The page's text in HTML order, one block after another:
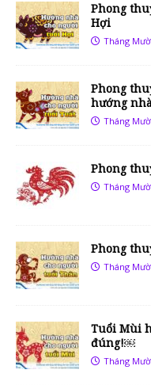
Phong
Hợi
Tháng
Phong
hướng
Tháng
Phong
Tháng
Phong
Tháng
Tuổi Mùi
đúng!￼
Tháng